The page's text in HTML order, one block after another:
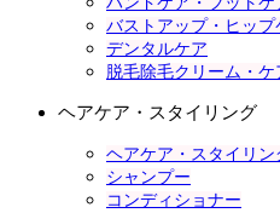
バストアップ・ヒップ
デンタルケア
脱毛除毛クリーム・ケ
ヘアケア・スタイリング
ヘアケア・スタイリ
シャンプー
コンディショナー